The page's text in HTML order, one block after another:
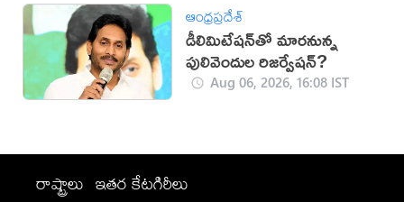
ఆంధ్రప్రదేశ్
డీలిమిటేషన్‌తో మారనున్న
పులివెందుల రిజర్వేషన్?
Aug 06, 2026, 16:08 IST
రాష్ట్రాలు ఇతర కేటగిరీలు